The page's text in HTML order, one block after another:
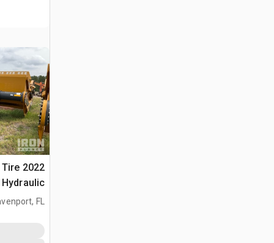
Tire
Hydraulic جراف ساحب
FL